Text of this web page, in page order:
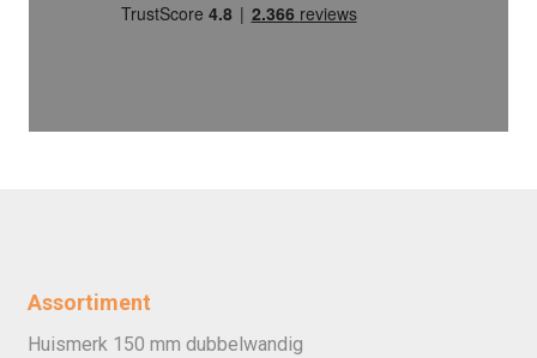
Assortiment
Huismerk 150 mm dubbelwandig